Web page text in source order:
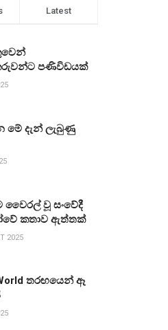
Latest
පණිවිඩයක්
මේ දැන් ලැබුණු
වූ සංවේදී
කතාව ඇත්තක්
2025
තරඟයෙන් ඈ